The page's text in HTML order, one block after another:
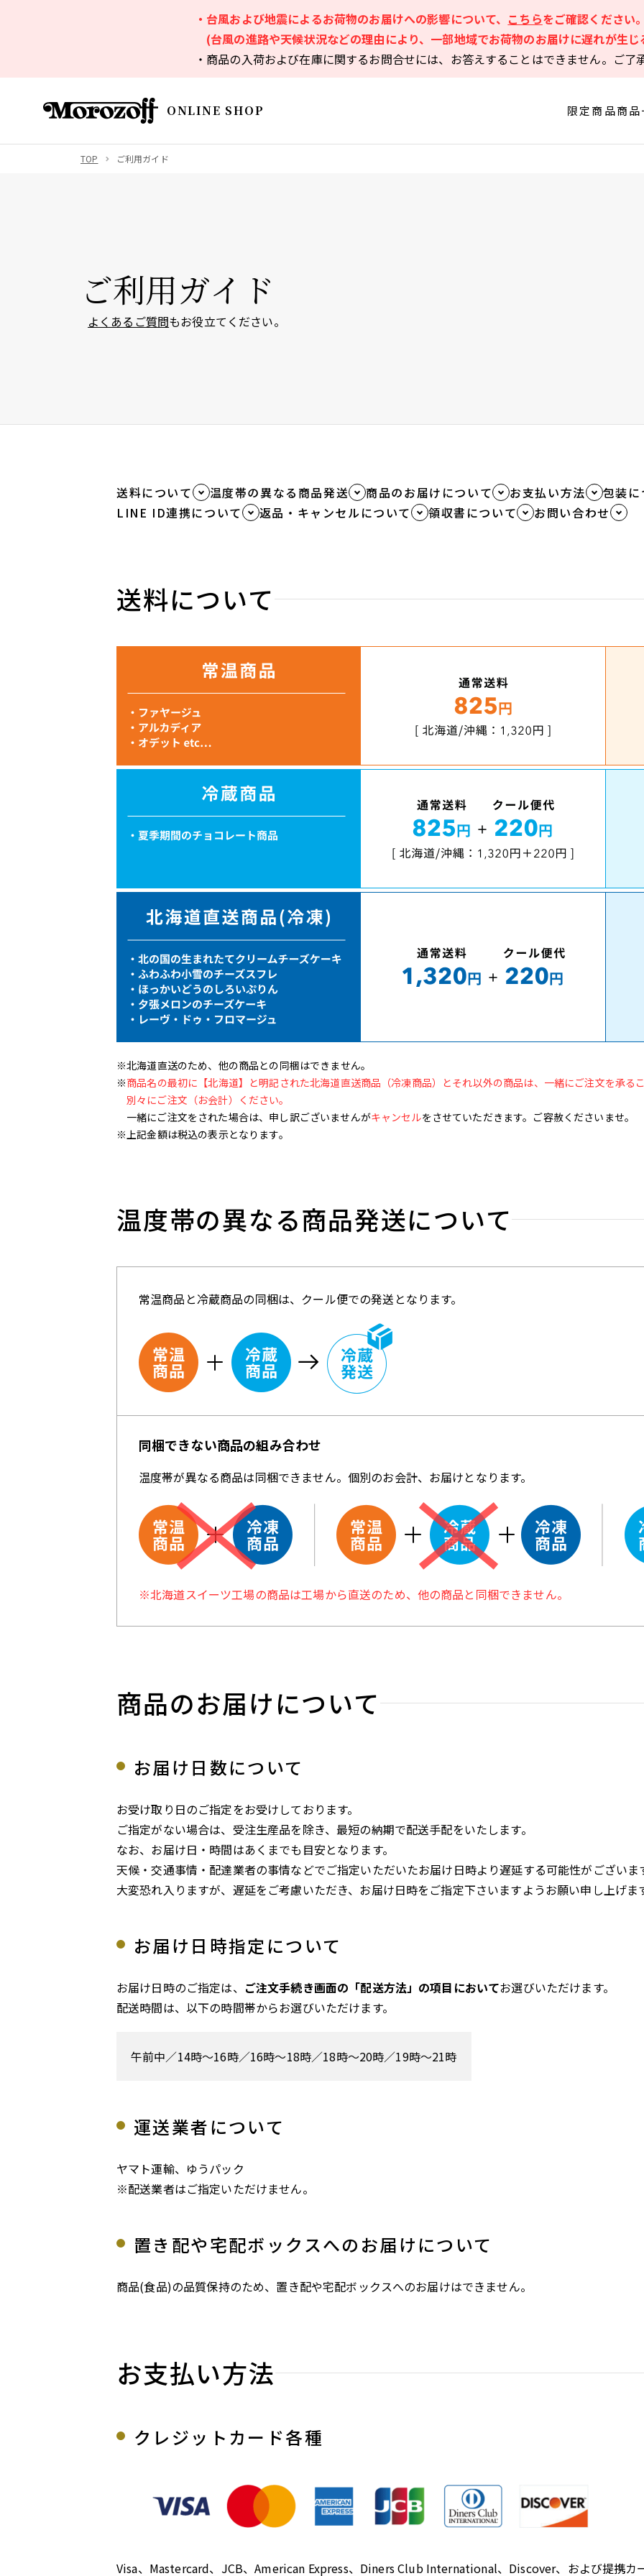
・台風および地震によるお荷物のお届けへの影響について、 こちらをご確認ください。
(台風の進路や天候状況などの理由により、一部地域でお荷物のお届けに遅れが生
・商品の入荷および在庫に関するお問合せには、お答えすることはできません。ご了
ONLINE SHOP 限定商品商品
TOP ご利用ガイド
ご利用ガイド
よくあるご質問もお役立てください。
送料について 温度帯の異なる商品発送 商品のお届けについて お支払い方法 包装
LINE ID連携について
返品・キャンセルについて 領収書について お問い合わせ
送料について
※北海道直送のため、他の商品との同梱はできません。
※商品名の最初に【北海道】と明記された北海道直送商品（冷凍商品）とそれ以外の商品は、一緒にご注文を承るこ
別々にご注文（お会計）ください。
一緒にご注文をされた場合は、申し訳ございませんがキャンセルをさせていただきます。ご容赦くださいませ。
※上記金額は税込の表示となります。
温度帯の異なる商品発送について
常温商品と冷蔵商品の同梱は、クール便での発送となります。
同梱できない商品の組み合わせ
温度帯が異なる商品は同梱できません。個別のお会計、お届けとなります。
※北海道スイーツ工場の商品は工場から直送のため、他の商品と同梱できません。
商品のお届けについて
お届け日数について
お受け取り日のご指定をお受けしております。
ご指定がない場合は、受注生産品を除き、最短の納期で配送手配をいたします。
なお、お届け日・時間はあくまでも目安となります。
天候・交通事情・配達業者の事情などでご指定いただいたお届け日時より遅延する可能性がございま
大変恐れ入りますが、遅延をご考慮いただき、お届け日時をご指定下さいますようお願い申し上げま
お届け日時指定について
お届け日時のご指定は、 ご注文手続き画面の「配送方法」の項目においてお選びいただけます。
配送時間は、以下の時間帯からお選びいただけます。
午前中／14時～16時／16時～18時／18時～20時／19時～21時
運送業者について
ヤマト運輸、ゆうパック
※配送業者はご指定いただけません。
置き配や宅配ボックスへのお届けについて
商品(食品)の品質保持のため、置き配や宅配ボックスへのお届けはできません。
お支払い方法
クレジットカード各種
Visa、Mastercard、JCB、American Express、Diners Club International、Discover、および提携カ